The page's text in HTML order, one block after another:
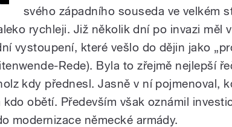
svého západního souseda ve velkém
rychleji. Již několik dní po invazi měl v
vystoupení, které vešlo do dějin jako
Rede). Byla to zřejmě nejlepší
kdy přednesl. Jasně v ní pojmenoval,
obětí. Především však oznámil
modernizace německé armády.